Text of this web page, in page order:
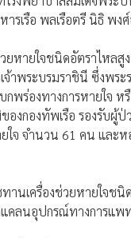
รเรือ พลเรือตรี นิธิ พ
ยหายใจชนิดอัตราไหล
จ้าพระบรมราชินี ซึ่งพร
กพร่องทางการหายใจ
งกองทัพเรือ รองรับผู้ป่
ใจ จำนวน 61 คน และ
ทานเครื่องช่วยหายใจ
คลนอุปกรณ์ทางการแพ